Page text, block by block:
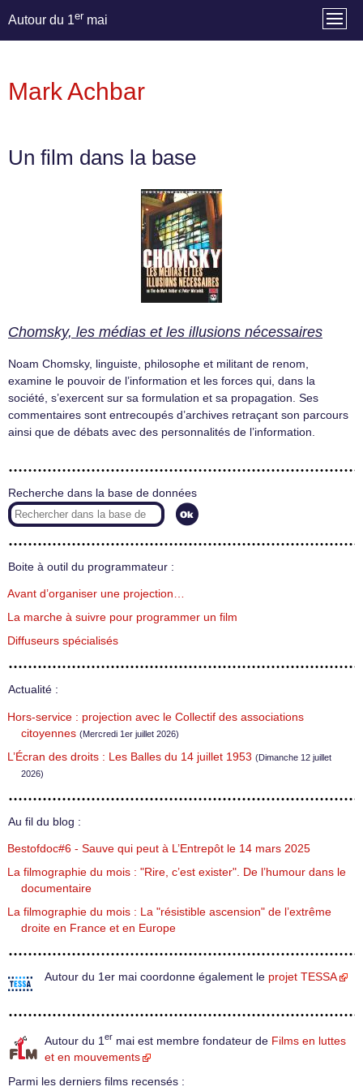
Autour du 1er mai
Mark Achbar
Un film dans la base
Chomsky, les médias et les illusions nécessaires
Noam Chomsky, linguiste, philosophe et militant de renom,
examine le pouvoir de l’information et les forces qui, dans la
société, s’exercent sur sa formulation et sa propagation. Ses
commentaires sont entrecoupés d’archives retraçant son parcours
ainsi que de débats avec des personnalités de l’information.
Recherche dans la base de données
Boite à outil du programmateur :
Avant d’organiser une projection…
La marche à suivre pour programmer un film
Diffuseurs spécialisés
Actualité :
Hors-service : projection avec le Collectif des associations
citoyennes (Mercredi 1er juillet 2026)
L’Écran des droits : Les Balles du 14 juillet 1953 (Dimanche 12 juillet
2026)
Au fil du blog :
Bestofdoc#6 - Sauve qui peut à L’Entrepôt le 14 mars 2025
La filmographie du mois : "Rire, c’est exister". De l’humour dans le
documentaire
La filmographie du mois : La "résistible ascension" de l’extrême
droite en France et en Europe
Autour du 1er mai coordonne également le projet TESSA
Autour du 1 er mai est membre fondateur de Films en luttes
et en mouvements
Parmi les derniers films recensés :